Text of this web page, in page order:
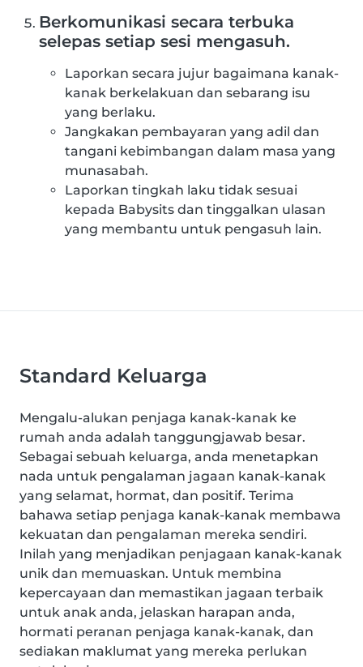
Berkomunikasi secara terbuka
selepas setiap sesi mengasuh.
Laporkan secara jujur bagaimana kanak-
kanak berkelakuan dan sebarang isu
yang berlaku.
Jangkakan pembayaran yang adil dan
tangani kebimbangan dalam masa yang
munasabah.
Laporkan tingkah laku tidak sesuai
kepada Babysits dan tinggalkan ulasan
yang membantu untuk pengasuh lain.
Standard Keluarga
Mengalu-alukan penjaga kanak-kanak ke
rumah anda adalah tanggungjawab besar.
Sebagai sebuah keluarga, anda menetapkan
nada untuk pengalaman jagaan kanak-kanak
yang selamat, hormat, dan positif. Terima
bahawa setiap penjaga kanak-kanak membawa
kekuatan dan pengalaman mereka sendiri.
Inilah yang menjadikan penjagaan kanak-kanak
unik dan memuaskan. Untuk membina
kepercayaan dan memastikan jagaan terbaik
untuk anak anda, jelaskan harapan anda,
hormati peranan penjaga kanak-kanak, dan
sediakan maklumat yang mereka perlukan